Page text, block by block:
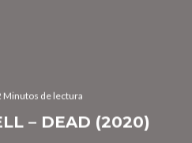
Minutos de lectura
– DEAD (2020)